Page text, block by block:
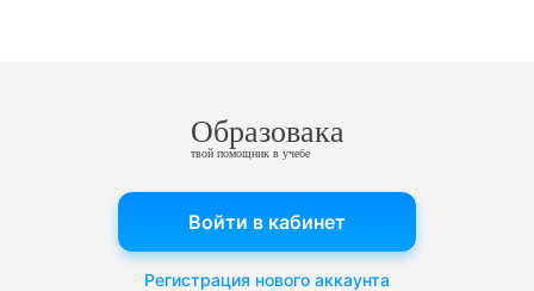
Образовака
твой помощник в учебе
Войти в кабинет
Регистрация нового аккаунта